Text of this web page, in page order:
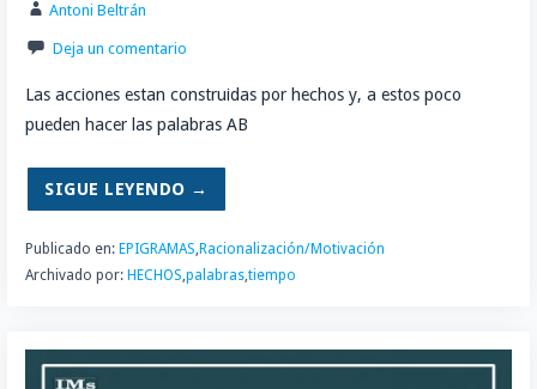
Antoni Beltrán
Deja un comentario
Las acciones estan construidas por hechos y, a estos poco
pueden hacer las palabras AB
SIGUE LEYENDO →
Publicado en: EPIGRAMAS,Racionalización/Motivación
Archivado por: HECHOS,palabras,tiempo